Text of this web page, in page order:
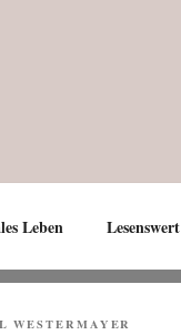
Leben Lesenswert
WESTERMAYER